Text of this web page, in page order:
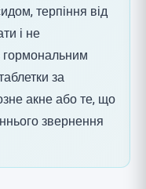
терпіння від
і не
гормональним
за
акне або те, що
звернення